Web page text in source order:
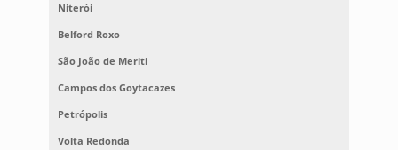
Niterói
Belford Roxo
São João de Meriti
Campos dos Goytacazes
Petrópolis
Volta Redonda